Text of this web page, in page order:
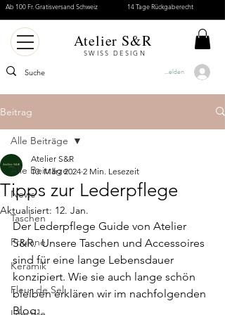
Ab 100 Fr. Gratisversand Schweiz 14 Tage Rückgaberecht
Anmelden
Atelier S&R
SWISS DESIGN
Beitrag
Alle Beiträge
News
Taschen
Friulane
Keramik
Fleur de Sel
Alle Beiträge
Tipps zur Lederpflege
Atelier S&R
10. März 2024 2 Min. Lesezeit
Aktualisiert: 12. Jan.
Der Lederpflege Guide von Atelier
S&R.  Unsere Taschen und Accessoires
sind für eine lange Lebensdauer
konzipiert. Wie sie auch lange schön
bleiben erklären wir im nachfolgenden
Blog: